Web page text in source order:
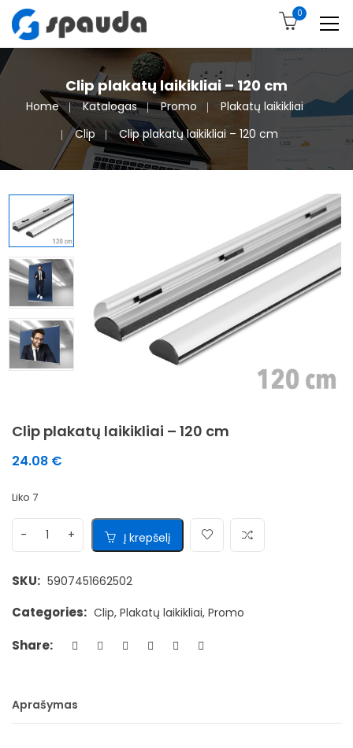
0
Clip plakatų laikikliai – 120 cm
Home Katalogas Promo
Plakatų laikikliai
Clip
Clip plakatų laikikliai – 120 cm
Clip plakatų laikikliai – 120 cm
24.08 €
Liko 7
Į krepšelį
SKU: 5907451662502
Categories: Clip, Plakatų laikikliai, Promo
Share:
Aprašymas